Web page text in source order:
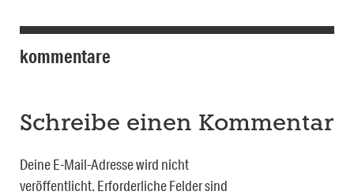
kommentare
Schreibe einen Kommentar
Deine E-Mail-Adresse wird nicht
veröffentlicht. Erforderliche Felder sind